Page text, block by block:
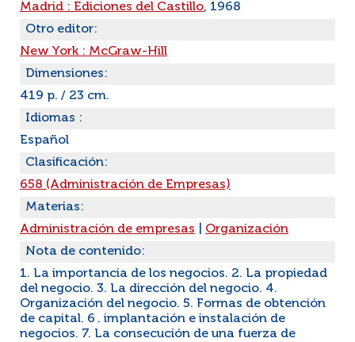
Madrid : Ediciones del Castillo, 1968
Otro editor:
New York : McGraw-Hill
Dimensiones:
419 p. / 23 cm.
Idiomas :
Español
Clasificación:
658 (Administración de Empresas)
Materias:
Administración de empresas
Organización
Nota de contenido:
1. La importancia de los negocios. 2. La propiedad
del negocio. 3. La dirección del negocio. 4.
Organización del negocio. 5. Formas de obtención
de capital. 6 . implantación e instalación de
negocios. 7. La consecución de una fuerza de